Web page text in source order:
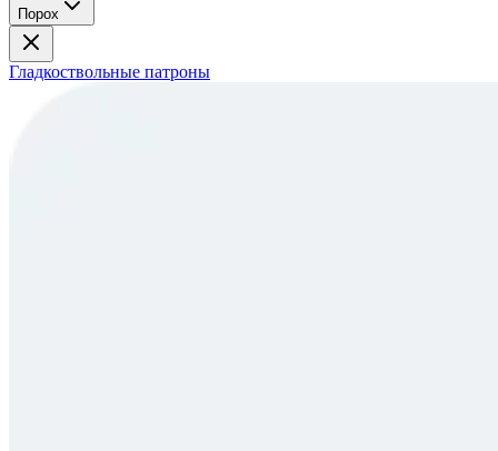
Порох
Гладкоствольные патроны